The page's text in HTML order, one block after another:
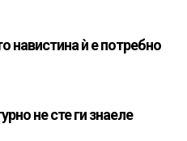
навистина ѝ е потребно
не сте ги знаеле